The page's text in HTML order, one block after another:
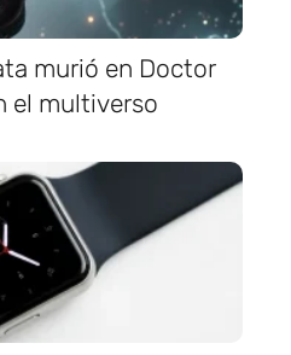
murió en Doctor
el multiverso